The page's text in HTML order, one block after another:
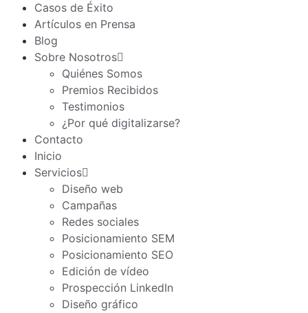
Casos de Éxito
Artículos en Prensa
Blog
Sobre Nosotros
Quiénes Somos
Premios Recibidos
Testimonios
¿Por qué digitalizarse?
Contacto
Inicio
Servicios
Diseño web
Campañas
Redes sociales
Posicionamiento SEM
Posicionamiento SEO
Edición de vídeo
Prospección LinkedIn
Diseño gráfico